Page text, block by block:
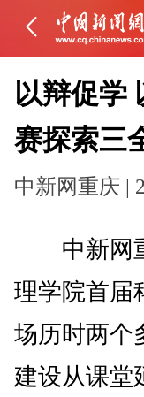
以辩促学
赛探索三
中新网重庆 |
中新网重
理学院首届
场历时两个
建设从课堂